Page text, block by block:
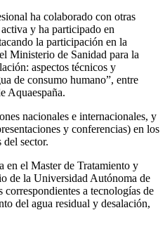
ha colaborado con otras
y ha participado en
la participación en la
Ministerio de Sanidad para la
aspectos técnicos y
de consumo humano”, entre
Aquaespaña.
nacionales e internacionales, y
y conferencias) en los
del sector.
en el Master de Tratamiento y
de la Universidad Autónoma de
a tecnologías de
del agua residual y desalación,